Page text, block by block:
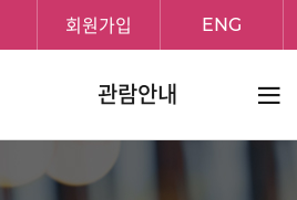
회원가입 ENG
관람안내 전체
보기